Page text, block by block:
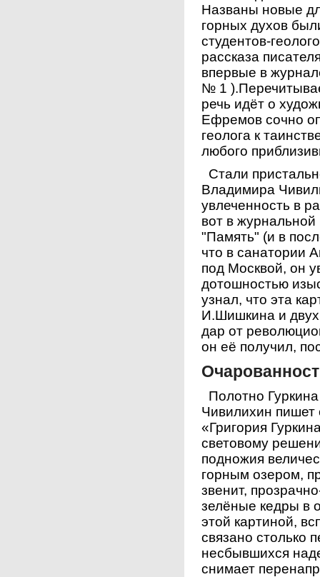
Названы новые
горных духов
студентов-
рассказа
впервые в
№ 1
речь идёт о
Ефремов сочно
геолога к
любого
Стали
Владимира
увлеченность в
вот в
"Память" (и в
что в санатории
под Москвой, он
дотошностью
узнал, что эта
И.Шишкина и
дар от
он её получил,
Полотно
Чивилихин пишет
«Григория
световому
подножия
горным озером,
звенит,
зелёные кедры в
этой картиной,
связано столько
несбывшихся
снимает